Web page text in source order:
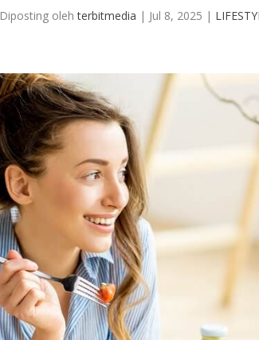
Diposting olehterbitmedia | Jul 8, 2025 |